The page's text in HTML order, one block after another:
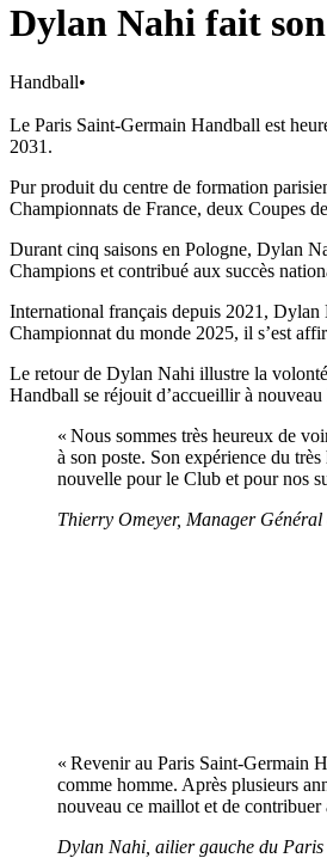
Dylan Nahi fait
Handball•
Le Paris Saint-Germain Handball est
2031.
Pur produit du centre de formation
Championnats de France, deux Coupes
Durant cinq saisons en Pologne, Dylan
Champions et contribué aux succès
International français depuis 2021, Dylan
Championnat du monde 2025, il s’est
Le retour de Dylan Nahi illustre la
Handball se réjouit d’accueillir à
« Nous sommes très heureux de
à son poste. Son expérience du
nouvelle pour le Club et pour nos
Thierry Omeyer, Manager
« Revenir au Paris Saint-Germain
comme homme. Après plusieurs
nouveau ce maillot et de
Dylan Nahi, ailier gauche du